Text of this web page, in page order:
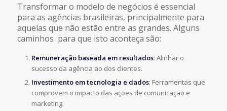
Transformar o modelo de negócios é essencial
para as agências brasileiras, principalmente para
aquelas que não estão entre as grandes. Alguns
caminhos para que isto aconteça são:
Remuneração baseada em resultados: Alinhar o
sucesso da agência ao dos clientes.
Investimento em tecnologia e dados: Ferramentas que
comprovem o impacto das ações de comunicação e
marketing.